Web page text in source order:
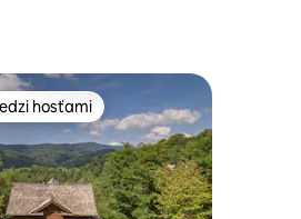
hosťami
hosťami